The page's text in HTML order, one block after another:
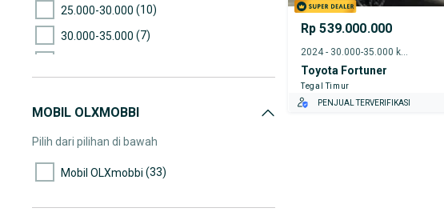
25.000-30.000 (10)
30.000-35.000 (7)
45.000-50.000
50.000-55.000(6)
MOBIL OLXMOBBI
Pilih dari pilihan di bawah
Mobil OLXmobbi (33)
Rp 539.000.000
2024 - 30.000-35.000 km
Toyota Fortuner
Tegal Timur
PENJUAL TERVERIFIKASI